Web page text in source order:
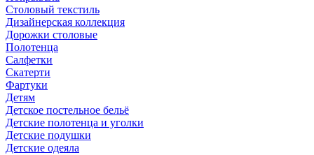
Столовый текстиль
Дизайнерская коллекция
Дорожки столовые
Полотенца
Салфетки
Скатерти
Фартуки
Детям
Детское постельное бельё
Детские полотенца и уголки
Детские подушки
Детские одеяла